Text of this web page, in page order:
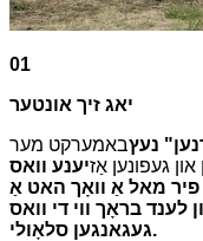
01
יאג זיך אונטער
נעץבאמערקט מער
יענע וואס
פיר מאל אַ וואָך האט אַ
לענד בראָך ווי די וואס
געגאנגען סלאָולי.